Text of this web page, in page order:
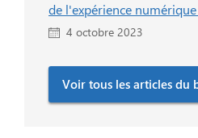
de l'expérience
4 octobre 2023
Voir tous les articles du